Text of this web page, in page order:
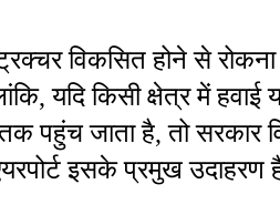
विकसित होने से
यदि किसी क्षेत्र में हवाई
पहुंच जाता है, तो सरकार
इसके प्रमुख उदाहरण